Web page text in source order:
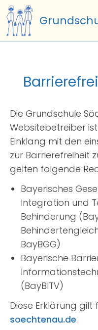
Zum
Inhalt
springen
Unsere Schule
Schulfamilie
Schulleben
Beratung
Suche
nach:
Die Grundschule
Websitebetreiber
Einklang mit den
zur Barrierefreiheit
gelten folgende
Bayerisches
Integration und
Behinderung
BayBGG)
Bayerische
(BayBITV)
Diese Erklärung gilt
soechtenau.de.